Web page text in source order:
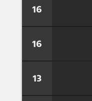
16
16
13